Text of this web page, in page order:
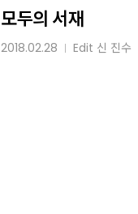
서재
모두의 서재
2018.02.28 Edit 신 진수